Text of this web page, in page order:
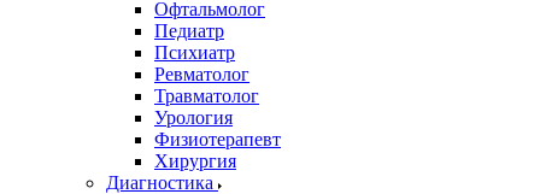
Офтальмолог
Педиатр
Психиатр
Ревматолог
Травматолог
Урология
Физиотерапевт
Хирургия
Диагностика